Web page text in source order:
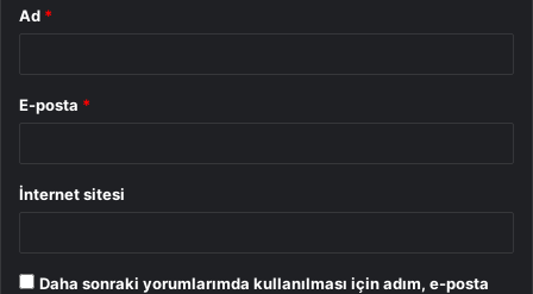
Ad *
E-posta *
İnternet sitesi
Daha sonraki yorumlarımda kullanılması için adım, e-posta